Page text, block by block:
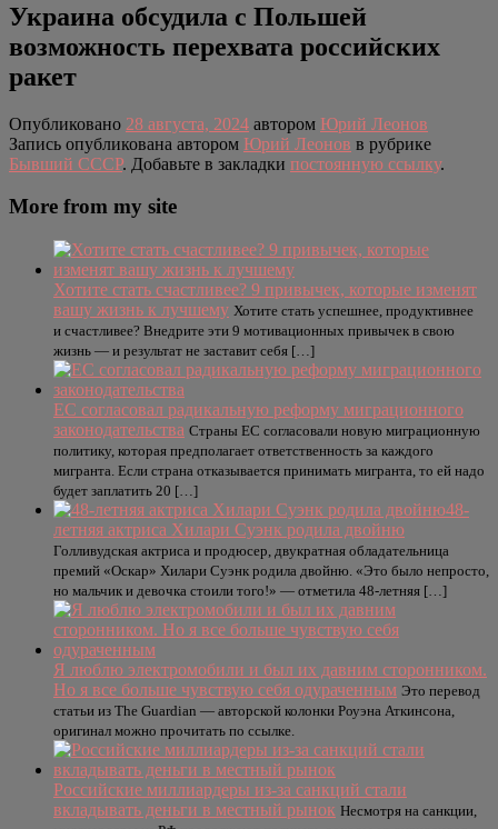
Украина обсудила с Польшей
возможность перехвата российских
ракет
Опубликовано 28 августа, 2024 автором Юрий Леонов
Запись опубликована автором Юрий Леонов в рубрике
Бывший СССР. Добавьте в закладки постоянную ссылку.
More from my site
Хотите стать счастливее? 9 привычек, которые изменят
вашу жизнь к лучшему Хотите стать успешнее, продуктивнее
и счастливее? Внедрите эти 9 мотивационных привычек в свою
жизнь — и результат не заставит себя […]
ЕС согласовал радикальную реформу миграционного
законодательства Страны ЕС согласовали новую миграционную
политику, которая предполагает ответственность за каждого
мигранта. Если страна отказывается принимать мигранта, то ей надо
будет заплатить 20 […]
48-
летняя актриса Хилари Суэнк родила двойню
Голливудская актриса и продюсер, двукратная обладательница
премий «Оскар» Хилари Суэнк родила двойню. «Это было непросто,
но мальчик и девочка стоили того!» — отметила 48-летняя […]
Я люблю электромобили и был их давним сторонником.
Но я все больше чувствую себя одураченным Это перевод
статьи из The Guardian — авторской колонки Роуэна Аткинсона,
оригинал можно прочитать по ссылке.
Российские миллиардеры из-за санкций стали
вкладывать деньги в местный рынок Несмотря на санкции,